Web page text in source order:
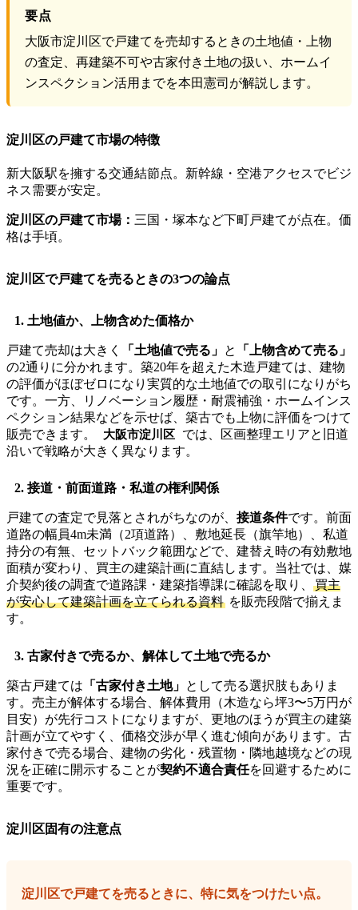
要点
大阪市淀川区で戸建てを売却するときの土地値・上物
の査定、再建築不可や古家付き土地の扱い、ホームイ
ンスペクション活用までを本田憲司が解説します。
淀川区の戸建て市場の特徴
新大阪駅を擁する交通結節点。新幹線・空港アクセスでビジ
ネス需要が安定。
淀川区の戸建て市場： 三国・塚本など下町戸建てが点在。価
格は手頃。
淀川区で戸建てを売るときの3つの論点
1. 土地値か、上物含めた価格か
戸建て売却は大きく 「土地値で売る」 と
「上物含めて売る」
の2通りに分かれます。築20年を超えた木造戸建ては、建物
の評価がほぼゼロになり実質的な土地値での取引になりがち
です。一方、リノベーション履歴・耐震補強・ホームインス
ペクション結果などを示せば、築古でも上物に評価をつけて
販売できます。
大阪市淀川区
では、区画整理エリアと旧道
沿いで戦略が大きく異なります。
2. 接道・前面道路・私道の権利関係
戸建ての査定で見落とされがちなのが、 接道条件です。前面
道路の幅員4m未満（2項道路）、敷地延長（旗竿地）、私道
持分の有無、セットバック範囲などで、建替え時の有効敷地
面積が変わり、買主の建築計画に直結します。当社では、媒
介契約後の調査で道路課・建築指導課に確認を取り、 買主
が安心して建築計画を立てられる資料を販売段階で揃えま
す。
3. 古家付きで売るか、解体して土地で売るか
築古戸建ては 「古家付き土地」 として売る選択肢もありま
す。売主が解体する場合、解体費用（木造なら坪3〜5万円が
目安）が先行コストになりますが、更地のほうが買主の建築
計画が立てやすく、価格交渉が早く進む傾向があります。古
家付きで売る場合、建物の劣化・残置物・隣地越境などの現
況を正確に開示することが契約不適合責任を回避するために
重要です。
淀川区固有の注意点
淀川区で戸建てを売るときに、特に気をつけたい点。